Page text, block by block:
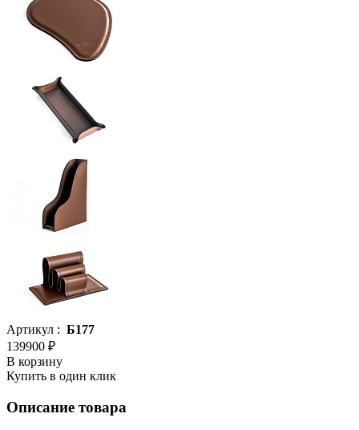
Артикул : Б177
139900 ₽
В корзину
Купить в один клик
Описание товара